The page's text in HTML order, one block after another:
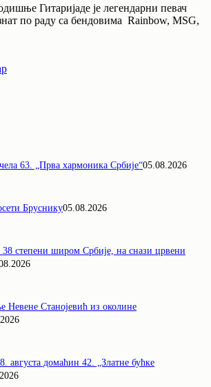
Гитаријаде је легендарни певач
по раду са бендовима Rainbow, MSG,
63. „Прва хармоника Србије“05.08.2026
Бруснику05.08.2026
38 степени широм Србије, на снази црвени
Невене Станојевић из околине
августа домаћин 42. „Златне бућке